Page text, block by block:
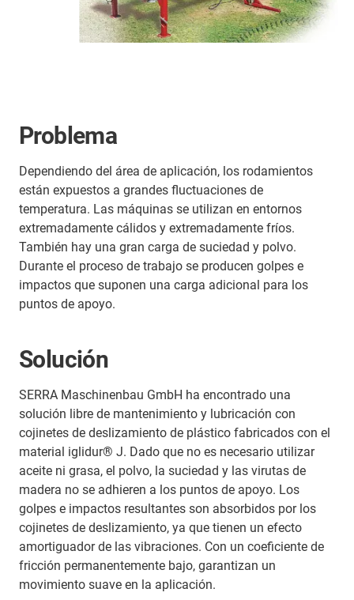
Problema
Dependiendo del área de aplicación, los rodamientos
están expuestos a grandes fluctuaciones de
temperatura. Las máquinas se utilizan en entornos
extremadamente cálidos y extremadamente fríos.
También hay una gran carga de suciedad y polvo.
Durante el proceso de trabajo se producen golpes e
impactos que suponen una carga adicional para los
puntos de apoyo.
Solución
SERRA Maschinenbau GmbH ha encontrado una
solución libre de mantenimiento y lubricación con
cojinetes de deslizamiento de plástico fabricados con el
material iglidur® J. Dado que no es necesario utilizar
aceite ni grasa, el polvo, la suciedad y las virutas de
madera no se adhieren a los puntos de apoyo. Los
golpes e impactos resultantes son absorbidos por los
cojinetes de deslizamiento, ya que tienen un efecto
amortiguador de las vibraciones. Con un coeficiente de
fricción permanentemente bajo, garantizan un
movimiento suave en la aplicación.